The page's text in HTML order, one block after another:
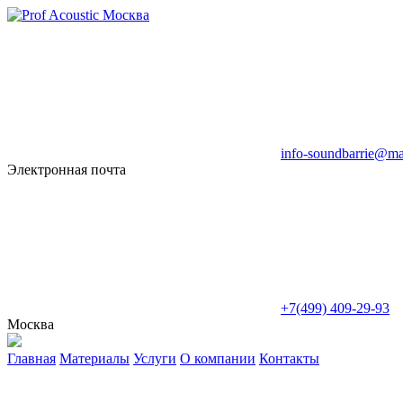
info-
Электронная почта
+7(499) 409-29-93
Москва
Главная Материалы Услуги О компании Контакты